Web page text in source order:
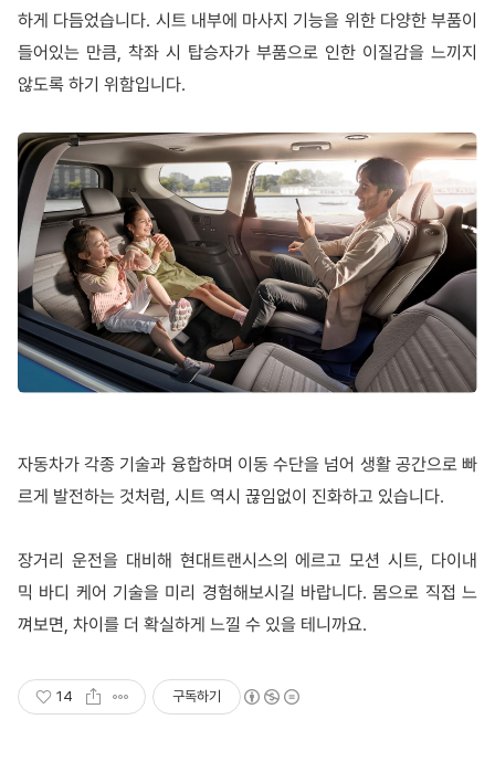
하게 다듬었습니다. 시트 내부에 마사지 기능을 위한 다양한 부품이
들어있는 만큼, 착좌 시 탑승자가 부품으로 인한 이질감을 느끼지
않도록 하기 위함입니다.
자동차가 각종 기술과 융합하며 이동 수단을 넘어 생활 공간으로 빠
르게 발전하는 것처럼, 시트 역시 끊임없이 진화하고 있습니다.
장거리 운전을 대비해 현대트랜시스의 에르고 모션 시트, 다이내
믹 바디 케어 기술을 미리 경험해보시길 바랍니다. 몸으로 직접 느
껴보면, 차이를 더 확실하게 느낄 수 있을 테니까요.
14 구독하기